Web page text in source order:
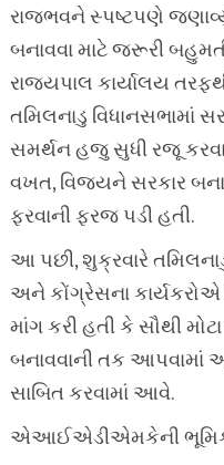
રાજભવને સ્પષ્ટપણે
બનાવવા માટે જરૂરી
રાજ્યપાલ કાર્યાલય
તમિલનાડુ વિધાનસભામાં
સમર્થન હજુ સુધી રજૂ
વખત, વિજયને સરકાર
ફરવાની ફરજ પડી હતી.
આ પછી, શુક્રવારે
અને કોંગ્રેસના કાર્યકરોએ
માંગ કરી હતી કે સૌથી
બનાવવાની તક
સાબિત કરવામાં આવે.
એઆઈએડીએમકેની